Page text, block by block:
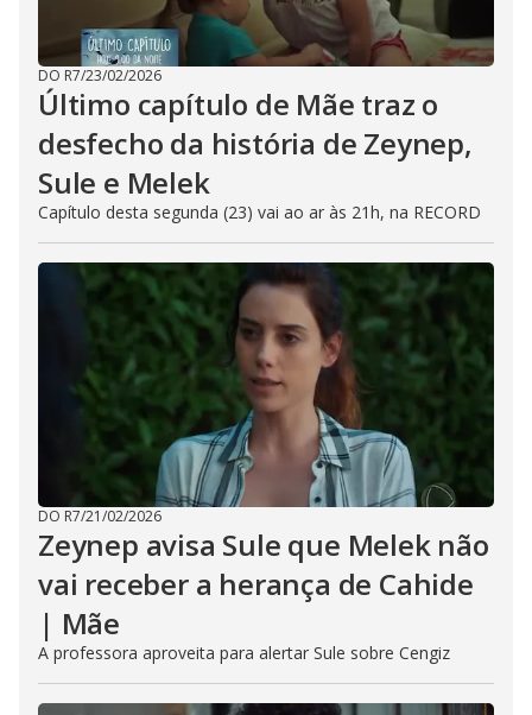
DO R7/23/02/2026
Último capítulo de Mãe traz o
desfecho da história de Zeynep,
Sule e Melek
Capítulo desta segunda (23) vai ao ar às 21h, na RECORD
DO R7/21/02/2026
Zeynep avisa Sule que Melek não
vai receber a herança de Cahide
| Mãe
A professora aproveita para alertar Sule sobre Cengiz